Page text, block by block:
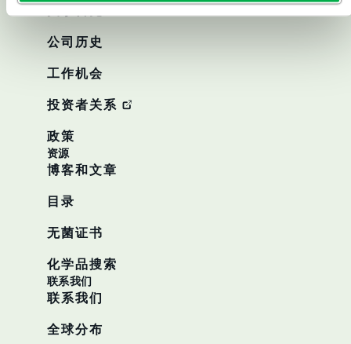
关于雷克兰
公司历史
工作机会
投资者关系
政策
资源
博客和文章
目录
无菌证书
化学品搜索
联系我们
联系我们
全球分布